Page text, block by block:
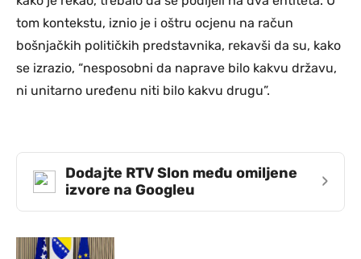
tom kontekstu, iznio je i oštru ocjenu na račun
bošnjačkih političkih predstavnika, rekavši da su, kako
se izrazio, “nesposobni da naprave bilo kakvu državu,
ni unitarno uređenu niti bilo kakvu drugu”.
Dodajte RTV Slon među omiljene
izvore na Googleu
›